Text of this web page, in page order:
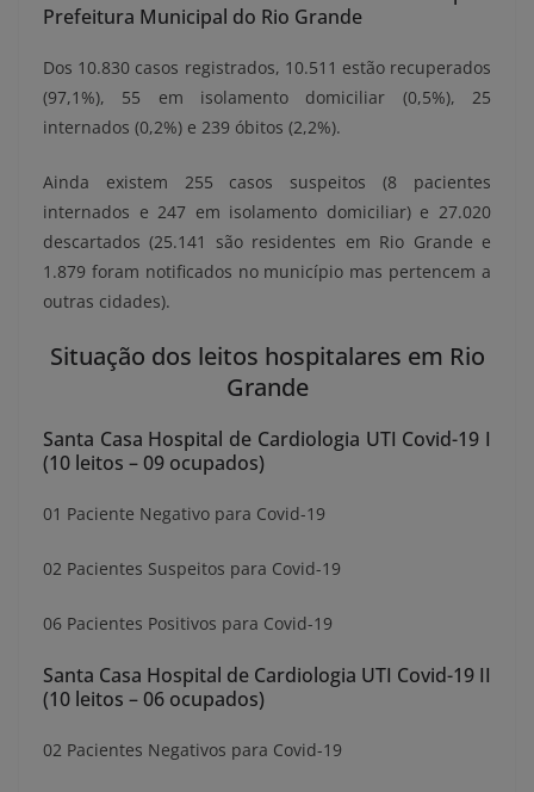
Prefeitura Municipal do Rio Grande
Dos 10.830 casos registrados, 10.511 estão recuperados
(97,1%), 55 em isolamento domiciliar (0,5%), 25
internados (0,2%) e 239 óbitos (2,2%).
Ainda existem 255 casos suspeitos (8 pacientes
internados e 247 em isolamento domiciliar) e 27.020
descartados (25.141 são residentes em Rio Grande e
1.879 foram notificados no município mas pertencem a
outras cidades).
Situação dos leitos hospitalares em Rio
Grande
Santa Casa Hospital de Cardiologia UTI Covid-19 I
(10 leitos – 09 ocupados)
01 Paciente Negativo para Covid-19
02 Pacientes Suspeitos para Covid-19
06 Pacientes Positivos para Covid-19
Santa Casa Hospital de Cardiologia UTI Covid-19 II
(10 leitos – 06 ocupados)
02 Pacientes Negativos para Covid-19